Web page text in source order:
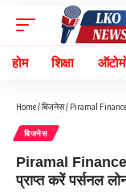
होम शिक्षा
Home/बिजनेस/ Piramal Finance
बिजनेस
Piramal
प्राप्त करें पर्सनल